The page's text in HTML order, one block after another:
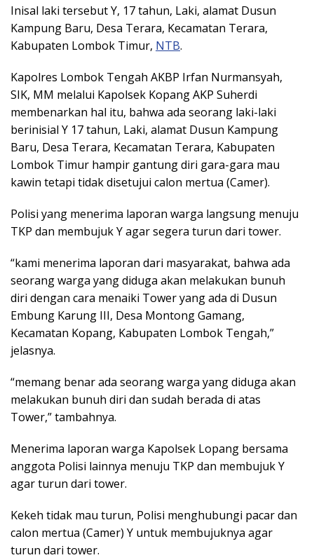
Inisal laki tersebut Y, 17 tahun, Laki, alamat Dusun
Kampung Baru, Desa Terara, Kecamatan Terara,
Kabupaten Lombok Timur, NTB.
Kapolres Lombok Tengah AKBP Irfan Nurmansyah,
SIK, MM melalui Kapolsek Kopang AKP Suherdi
membenarkan hal itu, bahwa ada seorang laki-laki
berinisial Y 17 tahun, Laki, alamat Dusun Kampung
Baru, Desa Terara, Kecamatan Terara, Kabupaten
Lombok Timur hampir gantung diri gara-gara mau
kawin tetapi tidak disetujui calon mertua (Camer).
Polisi yang menerima laporan warga langsung menuju
TKP dan membujuk Y agar segera turun dari tower.
“kami menerima laporan dari masyarakat, bahwa ada
seorang warga yang diduga akan melakukan bunuh
diri dengan cara menaiki Tower yang ada di Dusun
Embung Karung III, Desa Montong Gamang,
Kecamatan Kopang, Kabupaten Lombok Tengah,”
jelasnya.
“memang benar ada seorang warga yang diduga akan
melakukan bunuh diri dan sudah berada di atas
Tower,” tambahnya.
Menerima laporan warga Kapolsek Lopang bersama
anggota Polisi lainnya menuju TKP dan membujuk Y
agar turun dari tower.
Kekeh tidak mau turun, Polisi menghubungi pacar dan
calon mertua (Camer) Y untuk membujuknya agar
turun dari tower.